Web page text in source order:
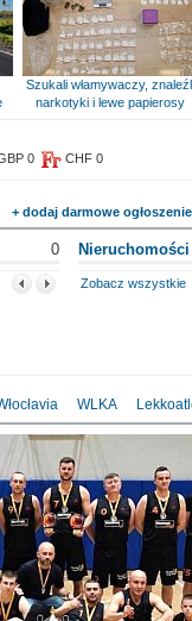
Szukali włamywaczy,
narkotyki i lewe papierosy
0 CHF 0
+ dodaj darmowe ogłoszenie
0 Nieruchomości
Zobacz wszystkie
WLKA